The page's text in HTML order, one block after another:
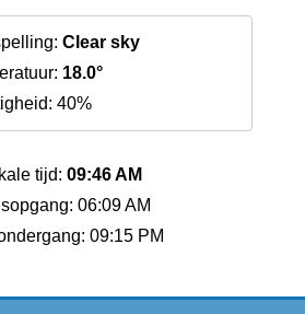
Clear sky
18.0°
40%
tijd: 09:46 AM
06:09 AM
09:15 PM